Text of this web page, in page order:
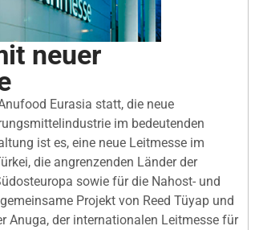
neuer
Eurasia statt, die neue
im bedeutenden
ist es, eine neue Leitmesse im
die angrenzenden Länder der
sowie für die Nahost- und
Projekt von Reed Tüyap und
Anuga, der internationalen Leitmesse für